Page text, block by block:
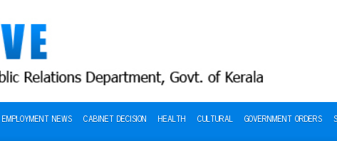
EMPLOYMENT NEWS CABINET DECISION HEALTH CULTURAL GOVERNMENT ORDERS